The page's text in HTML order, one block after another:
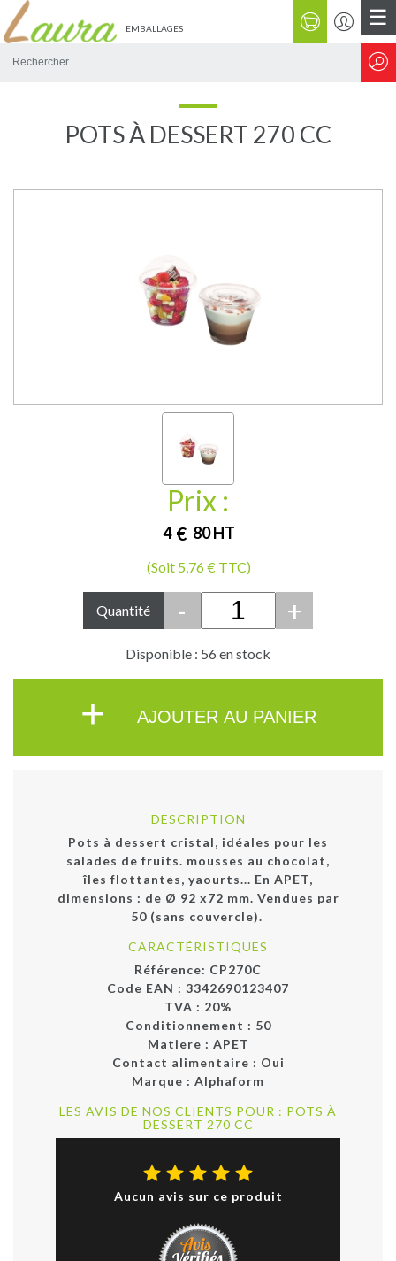
☰
EMBALLAGES
POTS À DESSERT 270 CC
Prix :
4 € 80HT
(Soit 5,76 € TTC)
Quantité - +
Disponible : 56 en stock
+ AJOUTER AU PANIER
DESCRIPTION
Pots à dessert cristal, idéales pour les
salades de fruits. mousses au chocolat,
îles flottantes, yaourts... En APET,
dimensions : de Ø 92 x72 mm. Vendues par
50 (sans couvercle).
CARACTÉRISTIQUES
Référence: CP270C
Code EAN : 3342690123407
TVA : 20%
Conditionnement : 50
Matiere : APET
Contact alimentaire : Oui
Marque : Alphaform
LES AVIS DE NOS CLIENTS POUR : POTS À
DESSERT 270 CC
Aucun avis sur ce produit